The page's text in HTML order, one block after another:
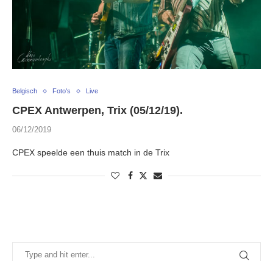
Belgisch Foto's Live
CPEX Antwerpen, Trix (05/12/19).
06/12/2019
CPEX speelde een thuis match in de Trix